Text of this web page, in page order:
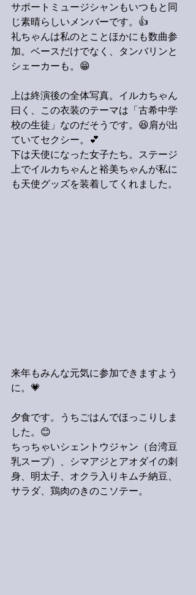
サポートミュージシャンもいつもと同
じ素晴らしいメンバーです。👍
礼ちゃんは私のとことほかにも数曲参
加。ベースだけでなく、タンバリンと
シェーカーも。😁
上は終演後の全体写真。イルカちゃん
曰く、この衣装のテーマは「古希中学
校の生徒」なのだそうです。😆肩が出
ていてセクシー。💕
下は天使になった女子たち。ステージ
上でイルカちゃんと裕美ちゃんが私に
も天使グッズを装着してくれました。
来年もみんな元気に参加できますよう
に。💗
夕食です。うちごはんでほっこりしま
した。😊
ちっちゃいシェントウジャン（台湾豆
乳スープ）、シマアジとアオダイの刺
身、明太子、オクラ入りキムチ納豆、
サラダ、鶏肉のきのこソテー。